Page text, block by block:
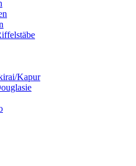
Kapur